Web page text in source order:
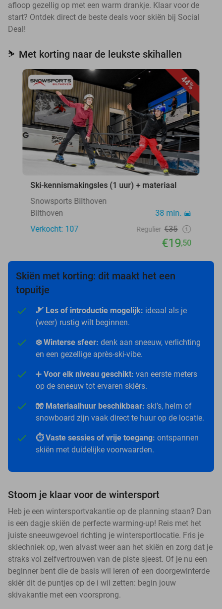
afloop gezellig op met een warm drankje. Klaar voor de
start? Ontdek direct de beste deals voor skiën bij Social
Deal!
⛷️ Met korting naar de leukste skihallen
44%
Ski-kennismakingsles (1 uur) + materiaal
Snowsports Bilthoven
Bilthoven
38 min.
Verkocht: 107
Regulier €35
€19,50
Skiën met korting: dit maakt het een
topuitje
🎿 Les of introductie mogelijk: ideaal als je
(weer) rustig wilt beginnen.
❄️ Winterse sfeer: denk aan sneeuw, verlichting
en een gezellige après-ski-vibe.
➕ Voor elk niveau geschikt: van eerste meters
op de sneeuw tot ervaren skiërs.
🧤 Materiaalhuur beschikbaar: ski’s, helm of
snowboard zijn vaak direct te huur op de locatie.
⏱️ Vaste sessies of vrije toegang: ontspannen
skiën met duidelijke voorwaarden.
Stoom je klaar voor de wintersport
Heb je een wintersportvakantie op de planning staan? Dan
is een dagje skiën de perfecte warming-up! Reis met het
juiste sneeuwgevoel richting je wintersportlocatie. Fris je
skiechniek op, wen alvast weer aan het skiën en zorg dat je
straks vol zelfvertrouwen van de piste sjeest. Of je nu een
beginner bent die de basis wil leren of een doorgewinterde
skiër dit de puntjes op de i wil zetten: begin jouw
skivakantie met een voorsprong.